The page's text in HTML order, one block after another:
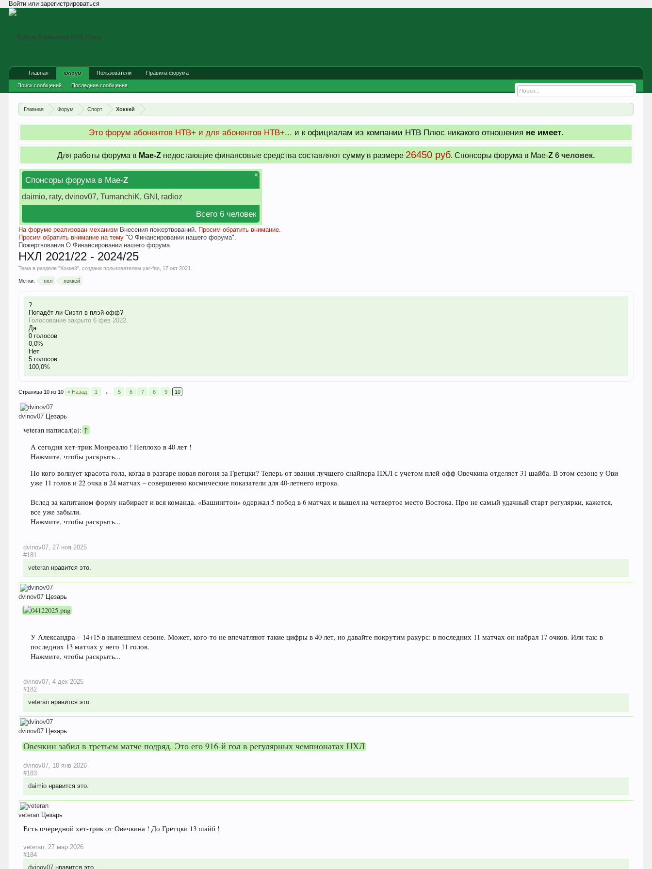
Войти или зарегистрироваться
Главная Форум Спорт Хоккей
Это форум абонентов НТВ+ и для абонентов НТВ+... и к официалам из компании НТВ Плюс никакого отношения не имеет.
Для работы форума в Мае-Z недостающие финансовые средства составляют сумму в размере 26450 руб. Cпонсоры форума в Мае-Z 6 человек.
Спонсоры форума в Мае-Z
daimio, raty, dvinov07, TumanchiK, GNI, radioz
Всего 6 человек
×
На форуме реализован механизм Внесения пожертвований. Просим обратить внимание.
Просим обратить внимание на тему"О Финансировании нашего форума".
Пожертвования О Финансировании нашего форума
НХЛ 2021/22 - 2024/25
Тема в разделе "Хоккей", создана пользователемyar-fan 17 окт 2021
Метки: нхл хоккей
?
Попадёт ли Сиэтл в плэй-офф?
Голосование закрыто 6 фев 2022.
Да
0 голосов
0,0%
Нет
5 голосов
100,0%
Страница 10 из 10 < Назад 1 ← 5 6 7 8 9 10
dvinov07 Цезарь
veteran написал(а):↑
А сегодня хет-трик Монреалю ! Неплохо в 40 лет !
Нажмите, чтобы раскрыть...
Но кого волнует красота гола, когда в разгаре новая погоня за Гретцки? Теперь от звания лучшего снайпера НХЛ с учетом плей-офф Овечкина отделяет 31 шайба. В этом сезоне у Ови
уже 11 голов и 22 очка в 24 матчах – совершенно космические показатели для 40-летнего игрока.
Вслед за капитаном форму набирает и вся команда. «Вашингтон» одержал 5 побед в 6 матчах и вышел на четвертое место Востока. Про не самый удачный старт регулярки, кажется,
все уже забыли.
Нажмите, чтобы раскрыть...
dvinov07 27 ноя 2025
#181
veteran нравится это.
dvinov07 Цезарь
У Александра – 14+15 в нынешнем сезоне. Может, кого-то не впечатляют такие цифры в 40 лет, но давайте покрутим ракурс: в последних 11 матчах он набрал 17 очков. Или так: в
последних 13 матчах у него 11 голов.
Нажмите, чтобы раскрыть...
dvinov07, 4 дек 2025
#182
veteran нравится это.
dvinov07 Цезарь
Овечкин забил в третьем матче подряд. Это его 916-й гол в регулярных чемпионатах НХЛ
dvinov07, 10 янв 2026
#183
daimio нравится это.
veteran Цезарь
Есть очередной хет-трик от Овечкина ! До Гретцки 13 шайб !
veteran, 27 мар 2026
#184
dvinov07 нравится это.
Главная Форум
Поиск сообщений Последние сообщения
Пользователи Правила форума